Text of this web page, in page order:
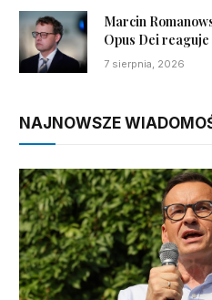
Marcin
Opus Dei reaguje
7 sierpnia, 2026
NAJNOWSZE